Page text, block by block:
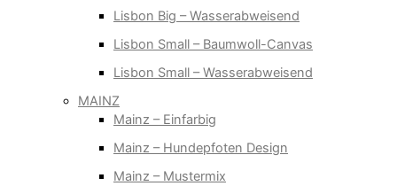
Lisbon Big – Wasserabweisend
Lisbon Small – Baumwoll-Canvas
Lisbon Small – Wasserabweisend
MAINZ
Mainz – Einfarbig
Mainz – Hundepfoten Design
Mainz – Mustermix